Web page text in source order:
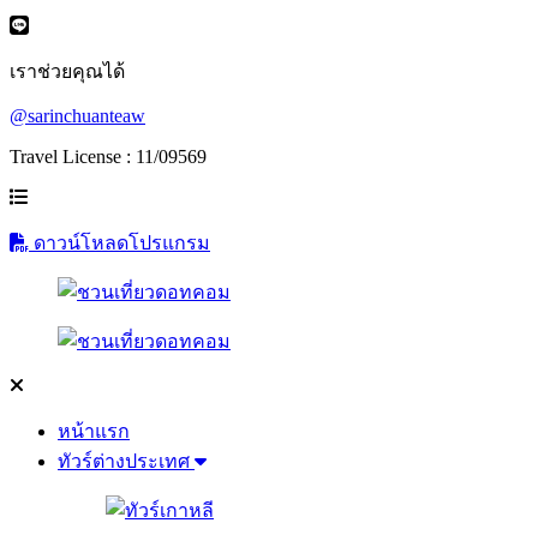
เราช่วยคุณได้
@sarinchuanteaw
Travel License : 11/09569
ดาวน์โหลดโปรแกรม
หน้าแรก
ทัวร์ต่างประเทศ